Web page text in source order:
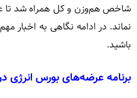
شاخص هم‌وزن و کل همراه شد تا
نماند. در ادامه نگاهی به اخبار
باشید.
برنامه عرضه‌های بورس انرژی